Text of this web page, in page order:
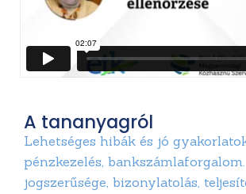
A tananyagról
Lehetséges hibák és jó
pénzkezelés,
jogszerűsége, bizonylatolás,